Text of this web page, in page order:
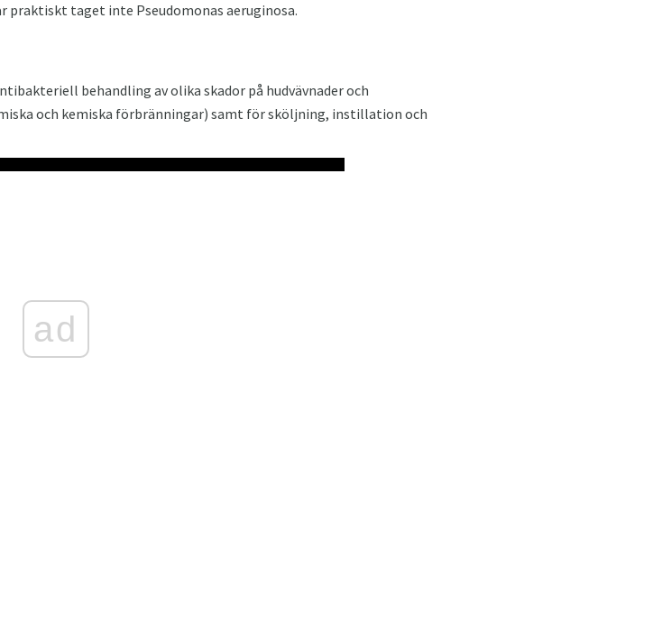
praktiskt taget inte Pseudomonas aeruginosa.
behandling av olika skador på hudvävnader och
och kemiska förbränningar) samt för sköljning, instillation och
ad